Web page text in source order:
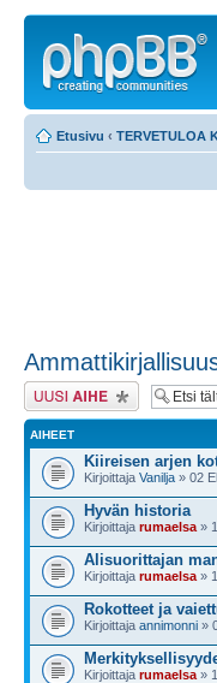
Etusivu ‹ TERVETULOA
Lähetä uusi viesti
AIHEET
Kiireisen arjen
Kirjoittaja Vanilja » 02
Hyvän historia
Kirjoittaja rumaelsa »
Alisuorittajan
Kirjoittaja rumaelsa »
Rokotteet ja
Kirjoittaja annimonni »
Kirjoittaja rumaelsa »